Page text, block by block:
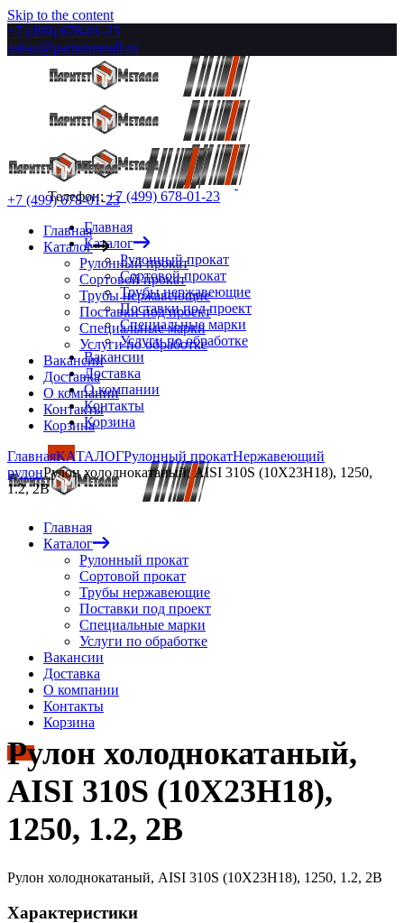
Skip to the content
+7 (499) 678-01-23
zakaz@paritetmetall.ru
Телефон:+7 (499) 678-01-23
Главная
Каталог
Рулонный прокат
Сортовой прокат
Трубы нержавеющие
Поставки под проект
Специальные марки
Услуги по обработке
Вакансии
Доставка
О компании
Контакты
Корзина
Главная
Каталог
Рулонный прокат
Сортовой прокат
Трубы нержавеющие
Поставки под проект
Специальные марки
Услуги по обработке
Вакансии
Доставка
О компании
Контакты
Корзина
+7 (499) 678-01-23
Главная
Каталог
Рулонный прокат
Сортовой прокат
Трубы нержавеющие
Поставки под проект
Специальные марки
Услуги по обработке
Вакансии
Доставка
О компании
Контакты
Корзина
ГлавнаяКАТАЛОГРулонный прокатНержавеющий
рулонРулон холоднокатаный, AISI 310S (10Х23Н18), 1250,
1.2, 2B
Рулон холоднокатаный,
AISI 310S (10Х23Н18),
1250, 1.2, 2B
Рулон холоднокатаный, AISI 310S (10Х23Н18), 1250, 1.2, 2B
Характеристики